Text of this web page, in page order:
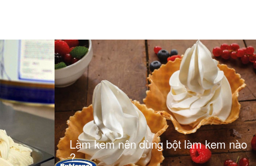
Làm kem nên dùng bột làm kem nào
?